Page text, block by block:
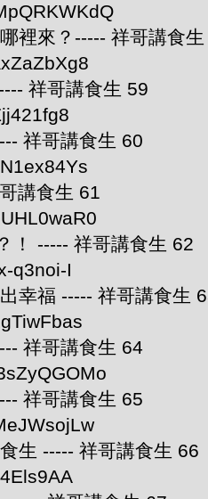
裡來？----- 祥哥講食
祥哥講食生 59
祥哥講食生 60
講食生 61
！ ----- 祥哥講食生 62
q3noi-I
幸福 ----- 祥哥講食生
祥哥講食生 64
祥哥講食生 65
生 ----- 祥哥講食生 66